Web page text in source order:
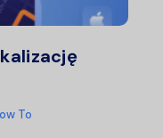
To